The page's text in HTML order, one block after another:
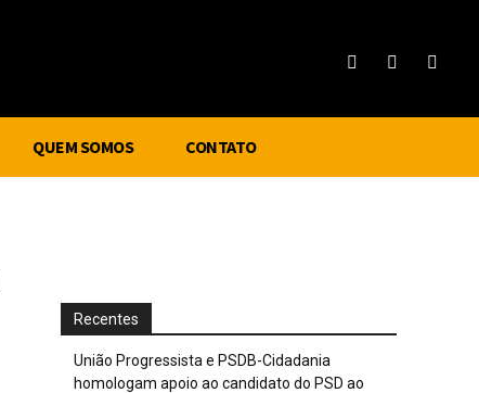
QUEM SOMOS CONTATO
Recentes
União Progressista e PSDB-Cidadania
homologam apoio ao candidato do PSD ao